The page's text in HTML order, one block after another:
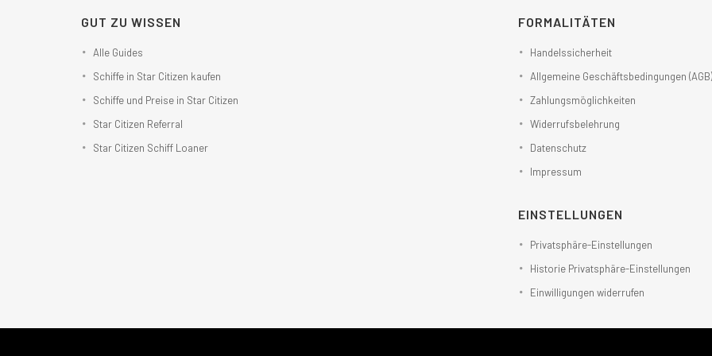
GUT ZU WISSEN
Alle Guides
Schiffe in Star Citizen kaufen
Schiffe und Preise in Star Citizen
Star Citizen Referral
Star Citizen Schiff Loaner
FORMALITÄTEN
Handelssicherheit
Allgemeine Geschäftsbedingungen (AGB)
Zahlungsmöglichkeiten
Widerrufsbelehrung
Datenschutz
Impressum
EINSTELLUNGEN
Privatsphäre-Einstellungen
Historie Privatsphäre-Einstellungen
Einwilligungen widerrufen